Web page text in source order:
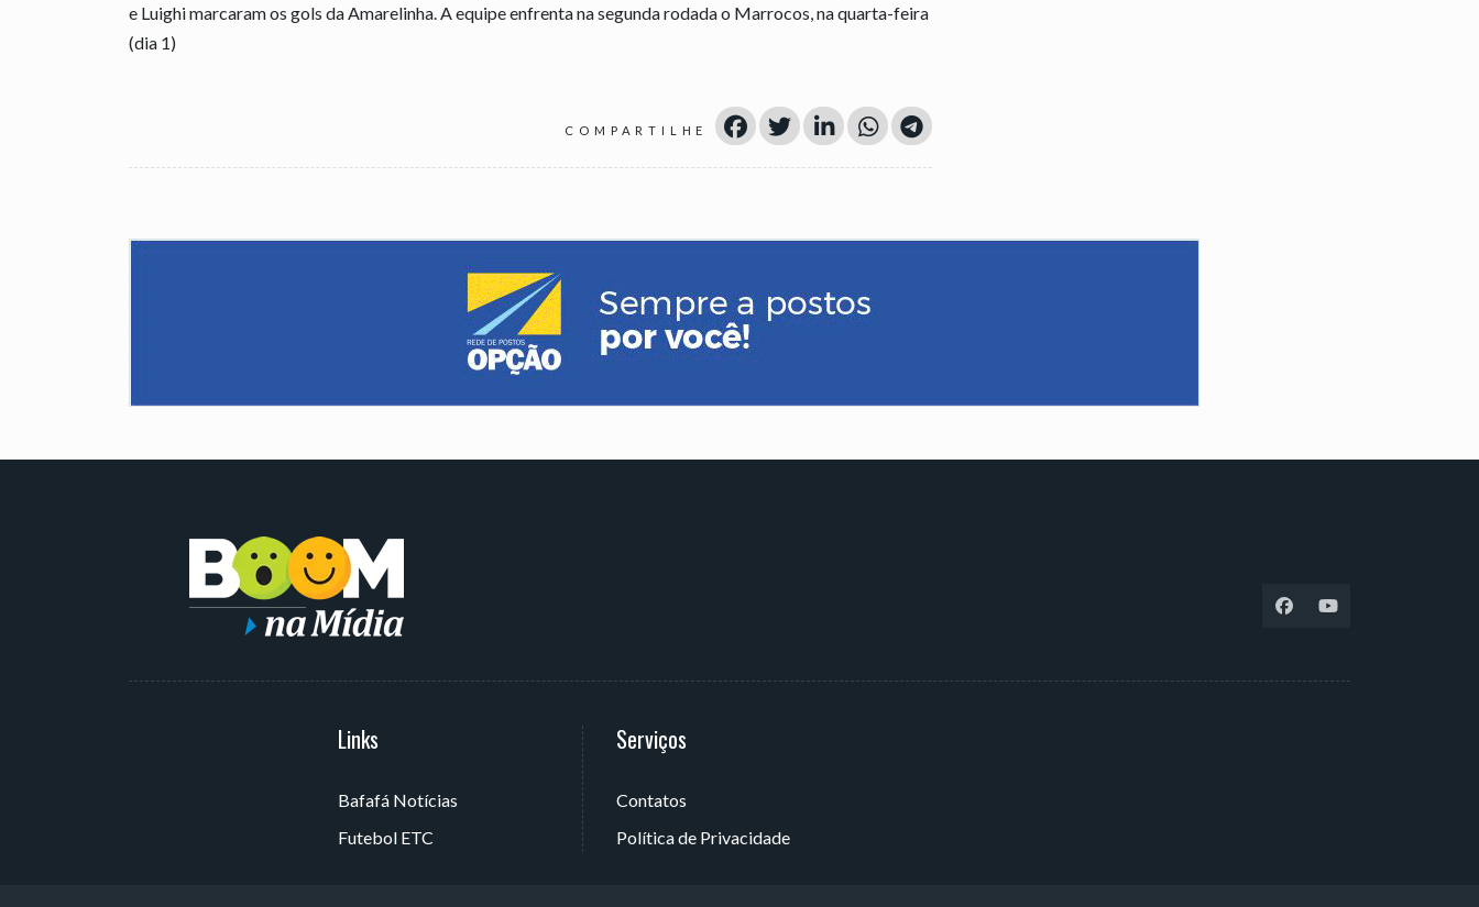
e Luighi marcaram os gols da Amarelinha. A equipe enfrenta na segunda rodada o Marrocos, na quarta-feira
(dia 1)
COMPARTILHE
Links
Bafafá Notícias
Futebol ETC
Serviços
Contatos
Política de Privacidade
Serviços
Av. Rui Barbosa, 405 - Torre, João Pessoa - PB, Brasil